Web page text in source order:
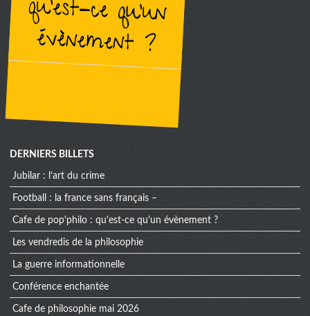
évènement ?
DERNIERS BILLETS
jubilar : l’art du crime
football : la france sans français –
cafe de pop'philo : qu'est-ce qu'un évènement ?
les vendredis de la philosophie
la guerre informationnelle
conférence enchantée
cafe de philosophie mai 2026